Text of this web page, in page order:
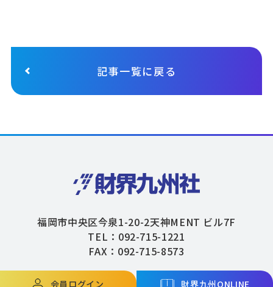
記事一覧に戻る
会員ログイン 財界九州ONLINE
福岡市中央区今泉1-20-2天神MENT ビル7F
TEL：092-715-1221
FAX：092-715-8573